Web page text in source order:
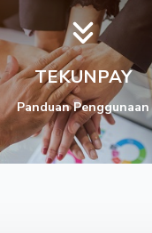
TEKUNPAY
Panduan Penggunaan